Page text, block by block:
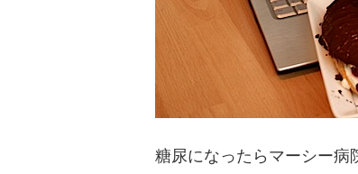
糖尿になったらマーシー病